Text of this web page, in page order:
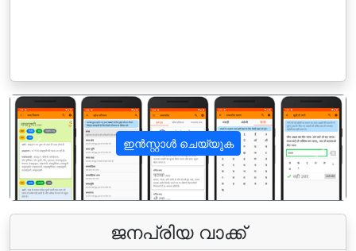
ഇൻസ്റ്റാൾ ചെയ്യുക
पिछला अगला
ജനപ്രിയ വാക്ക്